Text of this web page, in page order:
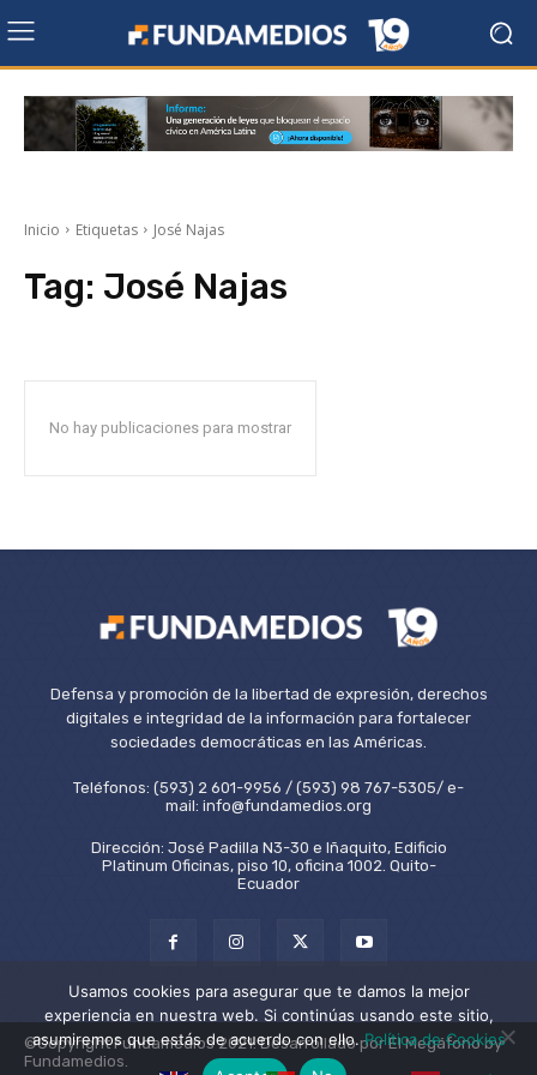
Inicio Etiquetas José Najas
Tag: José Najas
No hay publicaciones para mostrar
Defensa y promoción de la libertad de expresión, derechos
digitales e integridad de la información para fortalecer
sociedades democráticas en las Américas.
Teléfonos: (593) 2 601-9956 / (593) 98 767-5305/ e-
mail: info@fundamedios.org
Dirección: José Padilla N3-30 e Iñaquito, Edificio
Platinum Oficinas, piso 10, oficina 1002. Quito-
Ecuador
©Copyright Fundamedios 2021. Desarrollado por El Megáfono by
Fundamedios.
Usamos cookies para asegurar que te damos la mejor
experiencia en nuestra web. Si continúas usando este sitio,
asumiremos que estás de acuerdo con ello.Política de Cookies